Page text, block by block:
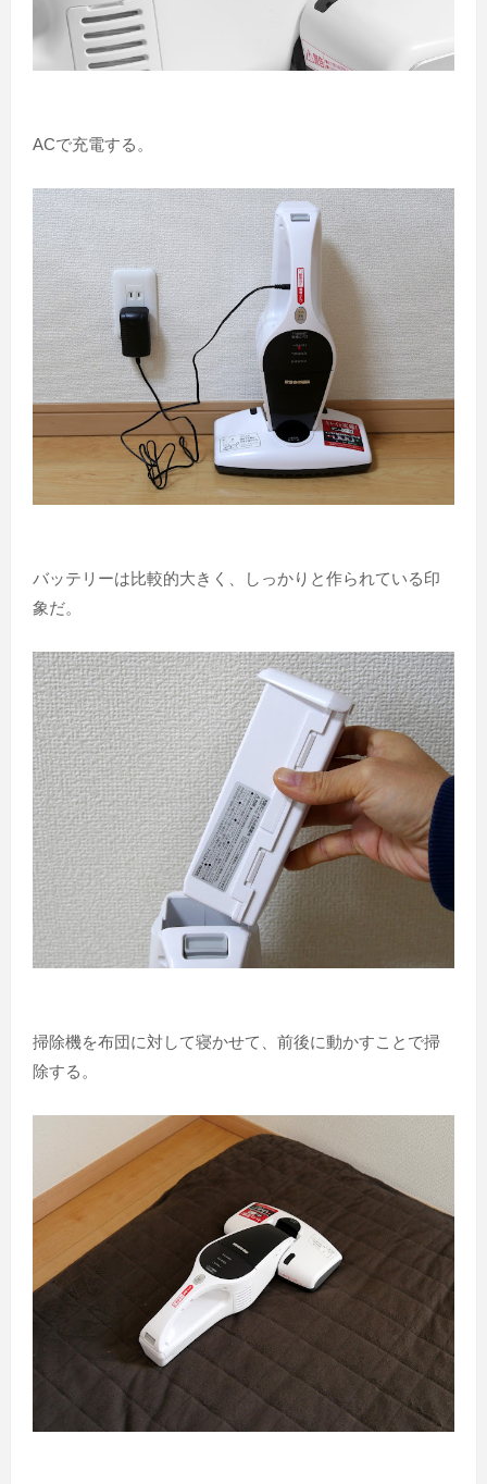
ACで充電する。
バッテリーは比較的大きく、しっかりと作られている印
象だ。
掃除機を布団に対して寝かせて、前後に動かすことで掃
除する。